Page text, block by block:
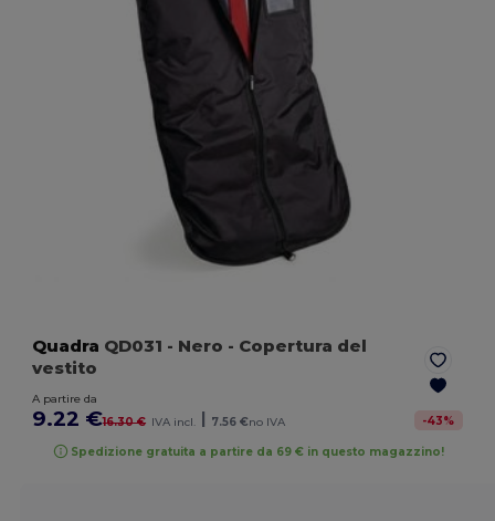
Quadra QD031 - Nero - Copertura del
vestito
A partire da
9.22 €16.30 € IVA incl. | 7.56 €no IVA -43%
Spedizione gratuita a partire da 69 € in questo magazzino!